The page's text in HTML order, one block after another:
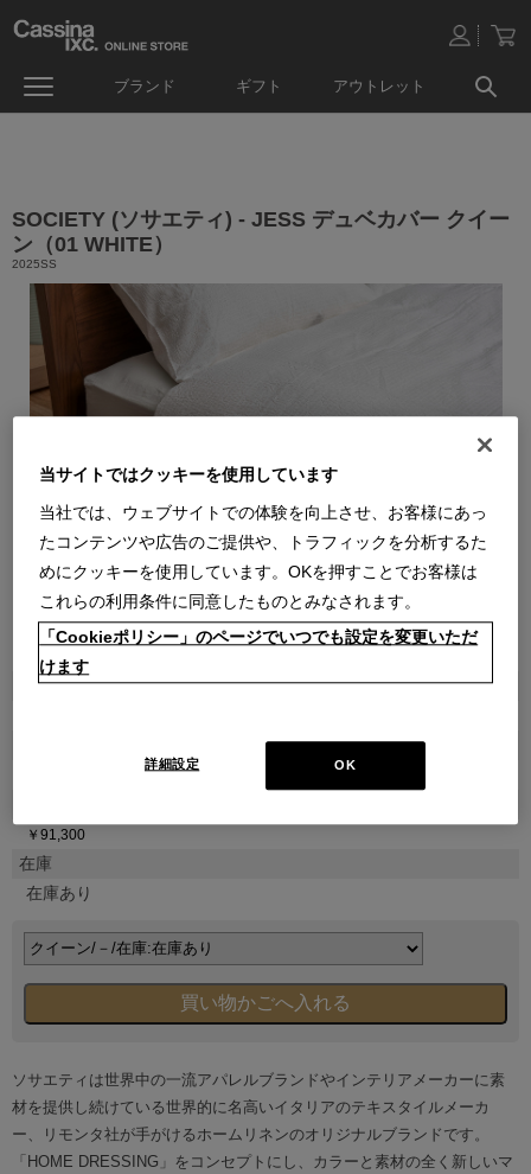
ブランド ギフト アウトレット
SOCIETY (ソサエティ) - JESS デュベカバー クイー
ン（01 WHITE）
2025SS
商品属性
2220522150100010
￥91,300
在庫
在庫あり
ソサエティは世界中の一流アパレルブランドやインテリアメーカーに素
材を提供し続けている世界的に名高いイタリアのテキスタイルメーカ
ー、リモンタ社が手がけるホームリネンのオリジナルブランドです。
「HOME DRESSING」をコンセプトにし、カラーと素材の全く新しいマ
当サイトではクッキーを使用しています
当社では、ウェブサイトでの体験を向上させ、お客様にあっ
たコンテンツや広告のご提供や、トラフィックを分析するた
めにクッキーを使用しています。OKを押すことでお客様は
これらの利用条件に同意したものとみなされます。
「Cookieポリシー」のページでいつでも設定を変更いただ
けます
OK
詳細設定